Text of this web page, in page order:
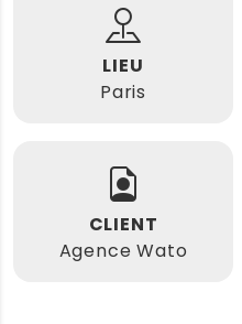
LIEU
Paris
CLIENT
Agence Wato